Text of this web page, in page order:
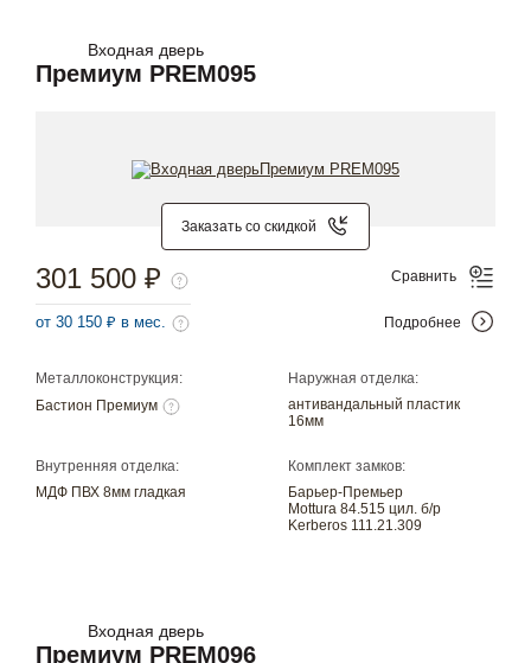
Входная дверь
Премиум PREM095
Заказать со скидкой
Металлоконструкция:
Бастион Премиум
Наружная отделка:
антивандальный пластик
16мм
Внутренняя отделка:
МДФ ПВХ 8мм гладкая
Комплект замков:
Барьер-Премьер
Mottura 84.515 цил. б/р
Kerberos 111.21.309
301 500 ₽
от 30 150 ₽ в мес.
Сравнить
Подробнее
Входная дверь
Премиум PREM096